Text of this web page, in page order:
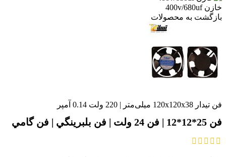
خازن 400v/680uf
بازگشت به محصولات
فن تیدار 120x120x38 میلی‌متر | 220 ولت 0.14 آمپر
فن 25*12*12 | فن 24 ولت | فن بلبرينگي | فن گامي